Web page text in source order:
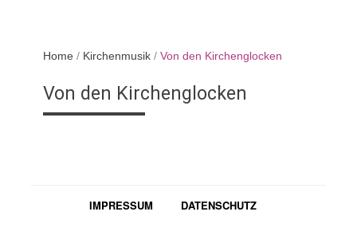
Home / Kirchenmusik /Von den Kirchenglocken
Von den Kirchenglocken
IMPRESSUM DATENSCHUTZ